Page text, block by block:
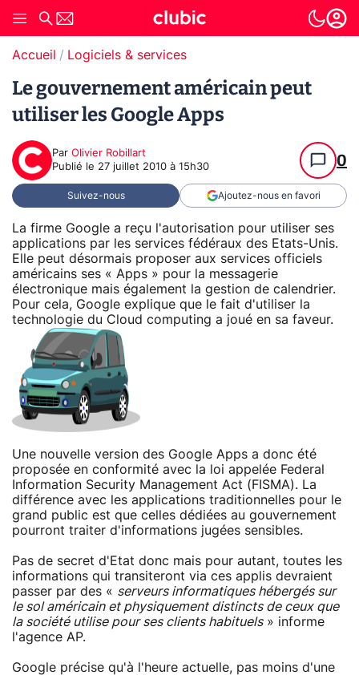
Accueil Logiciels & services
Le gouvernement américain peut
utiliser les Google Apps
Par Olivier Robillart
Publié le 27 juillet 2010 à 15h30 0
Suivez-nous Ajoutez-nous en favori
La firme Google a reçu l'autorisation pour utiliser ses
applications par les services fédéraux des Etats-Unis.
Elle peut désormais proposer aux services officiels
américains ses « Apps » pour la messagerie
électronique mais également la gestion de calendrier.
Pour cela, Google explique que le fait d'utiliser la
technologie du Cloud computing a joué en sa faveur.
Une nouvelle version des Google Apps a donc été
proposée en conformité avec la loi appelée Federal
Information Security Management Act (FISMA). La
différence avec les applications traditionnelles pour le
grand public est que celles dédiées au gouvernement
pourront traiter d'informations jugées sensibles.
Pas de secret d'Etat donc mais pour autant, toutes les
informations qui transiteront via ces applis devraient
passer par des « serveurs informatiques hébergés sur
le sol américain et physiquement distincts de ceux que
la société utilise pour ses clients habituels» informe
l'agence AP.
Google précise qu'à l'heure actuelle, pas moins d'une